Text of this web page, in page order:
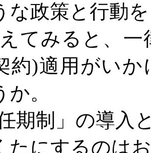
な政策と行動
てみると、
約)適用がい
。
任期制」の導入
たにするのは